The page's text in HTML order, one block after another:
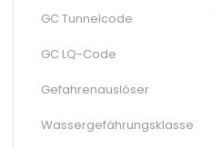
GC Tunnelcode
GC LQ-Code
Gefahrenauslöser
Wassergefährungsklasse